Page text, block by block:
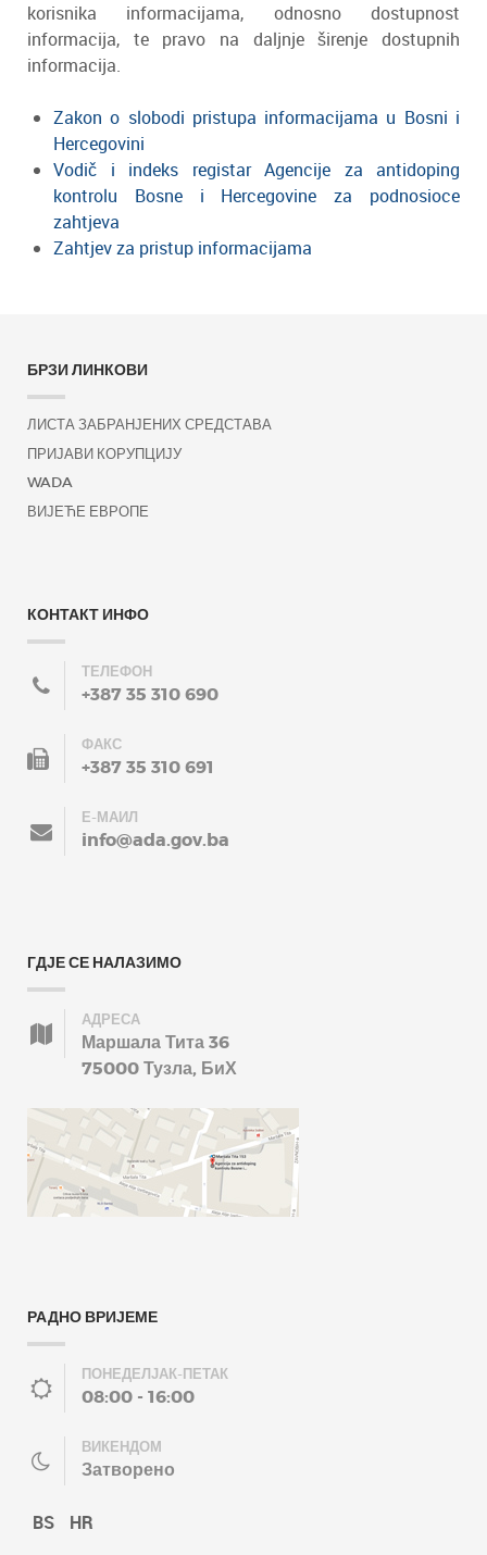
korisnika informacijama, odnosno dostupnost
informacija, te pravo na daljnje širenje dostupnih
informacija.
Zakon o slobodi pristupa informacijama u Bosni i
Hercegovini
Vodič i indeks registar Agencije za antidoping
kontrolu Bosne i Hercegovine za podnosioce
zahtjeva
Zahtjev za pristup informacijama
БРЗИ ЛИНКОВИ
ЛИСТА ЗАБРАНЈЕНИХ СРЕДСТАВА
ПРИЈАВИ КОРУПЦИЈУ
WADA
ВИЈЕЋЕ ЕВРОПЕ
КОНТАКТ ИНФО
ТЕЛЕФОН
+387 35 310 690
ФАКС
+387 35 310 691
Е-МАИЛ
info@ada.gov.ba
ГДЈЕ СЕ НАЛАЗИМО
АДРЕСА
Маршала Тита 36
75000 Тузла, БиХ
РАДНО ВРИЈЕМЕ
ПОНЕДЕЛЈАК-ПЕТАК
08:00 - 16:00
ВИКЕНДОМ
Затворено
BS HR